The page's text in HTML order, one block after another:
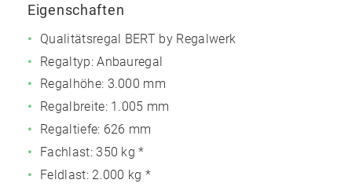
Eigenschaften
Qualitätsregal BERT by Regalwerk
Regaltyp: Anbauregal
Regalhöhe: 3.000 mm
Regalbreite: 1.005 mm
Regaltiefe: 626 mm
Fachlast: 350 kg *
Feldlast: 2.000 kg *